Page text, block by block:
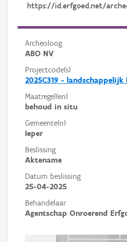
https://id.erfgoed.net/
Archeoloog
ABO NV
Projectcode(s)
2025C319 -
Maatregel(en)
behoud in situ
Gemeente(n)
Ieper
Beslissing
Aktename
Datum beslissing
25-04-2025
Behandelaar
Agentschap Onroerend